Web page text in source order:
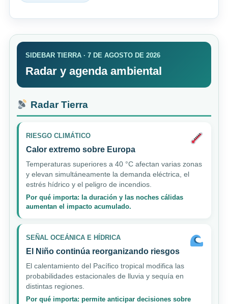
SIDEBAR TIERRA · 7 DE AGOSTO DE 2026
Radar y agenda ambiental
Radar Tierra
RIESGO CLIMÁTICO
Calor extremo sobre Europa
Temperaturas superiores a 40 °C afectan varias zonas
y elevan simultáneamente la demanda eléctrica, el
estrés hídrico y el peligro de incendios.
Por qué importa: la duración y las noches cálidas
aumentan el impacto acumulado.
SEÑAL OCEÁNICA E HÍDRICA
El Niño continúa reorganizando riesgos
El calentamiento del Pacífico tropical modifica las
probabilidades estacionales de lluvia y sequía en
distintas regiones.
Por qué importa: permite anticipar decisiones sobre